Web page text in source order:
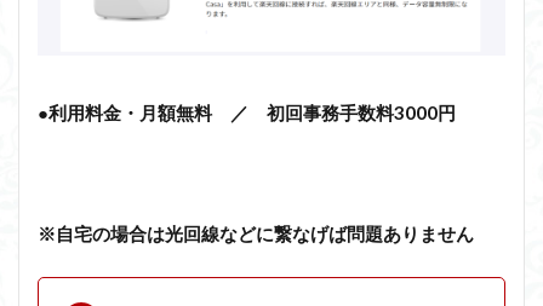
●利用料金・月額無料 ／ 初回事務手数料3000円
※自宅の場合は光回線などに繋なげば問題ありません